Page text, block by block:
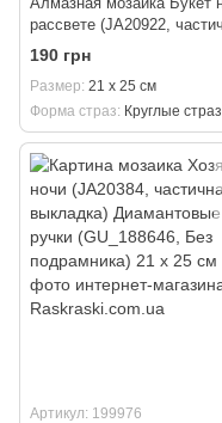
рассвете (JA20922,
выкладка) Диамантовые
(GU_188317, Без
21 х 25 см
190 грн
Размер 21 х 25 см
Форма страз Круглые
Артикул: 199976